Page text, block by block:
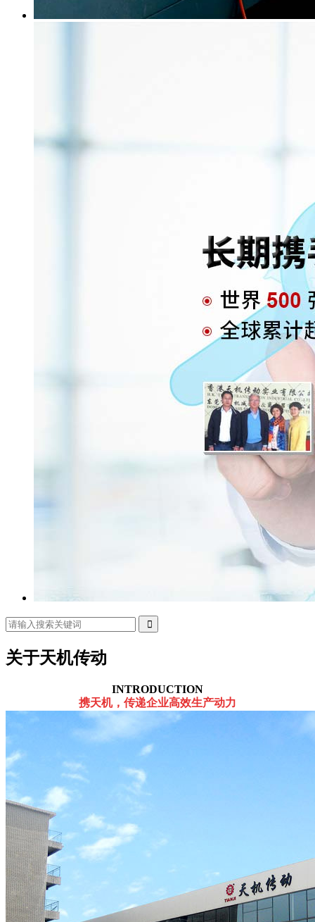
关于天机传动
INTRODUCTION
携天机，传递企业高效生产动力